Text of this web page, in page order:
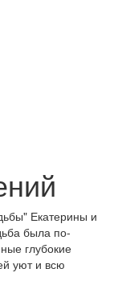
Екатерины и
была по-
глубокие
уют и всю